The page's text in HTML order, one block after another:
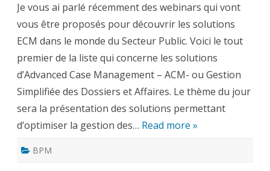
gestion
des
dossiers
pour
des
services
publics
plus
performants
–
Webinar
Je vous ai parlé récemment des webinars qui vont
vous être proposés pour découvrir les solutions
ECM dans le monde du Secteur Public. Voici le tout
premier de la liste qui concerne les solutions
d’Advanced Case Management – ACM- ou Gestion
Simplifiée des Dossiers et Affaires. Le thème du jour
sera la présentation des solutions permettant
d’optimiser la gestion des… Read more »
BPM